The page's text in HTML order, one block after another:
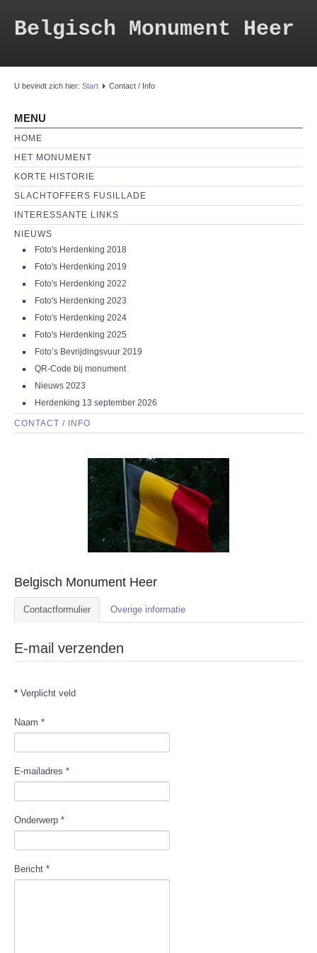
Belgisch Monument Heer
U bevindt zich hier: Start Contact / Info
MENU
HOME
HET MONUMENT
KORTE HISTORIE
SLACHTOFFERS FUSILLADE
INTERESSANTE LINKS
NIEUWS
Foto's Herdenking 2018
Foto's Herdenking 2019
Foto's Herdenking 2022
Foto's Herdenking 2023
Foto's Herdenking 2024
Foto's Herdenking 2025
Foto’s Bevrijdingsvuur 2019
QR-Code bij monument
Nieuws 2023
Herdenking 13 september 2026
CONTACT / INFO
Belgisch Monument Heer
Contactformulier Overige informatie
E-mail verzenden
* Verplicht veld
Naam *
E-mailadres *
Onderwerp *
Bericht *